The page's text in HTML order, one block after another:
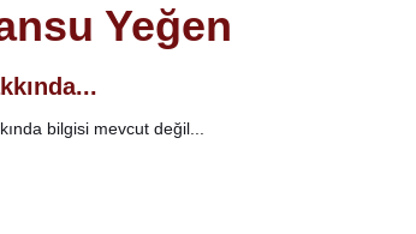
Yeğen
bilgisi mevcut değil...